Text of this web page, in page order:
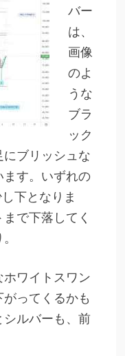
バー
は、
画像
のよ
うな
ブラ
ック
にブリッシュな
す。いずれの
下となりま
で下落してく
ワイトスワン
ってくるかも
シルバーも、前